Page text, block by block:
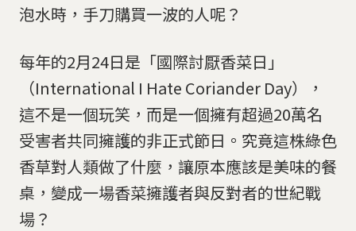
泡水時，手刀購買一波的人呢？
每年的2月24日是「國際討厭香菜日」
（International I Hate Coriander Day），
這不是一個玩笑，而是一個擁有超過20萬名
受害者共同擁護的非正式節日。究竟這株綠色
香草對人類做了什麼，讓原本應該是美味的餐
桌，變成一場香菜擁護者與反對者的世紀戰
場？